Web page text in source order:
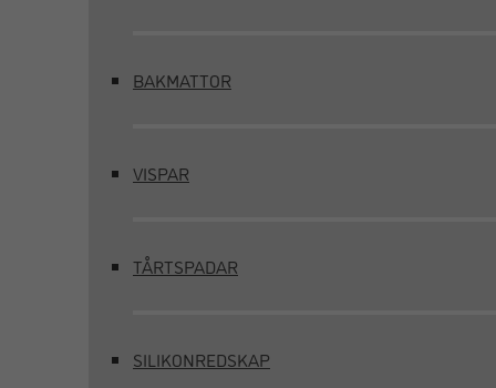
BAKMATTOR
VISPAR
TÅRTSPADAR
SILIKONREDSKAP